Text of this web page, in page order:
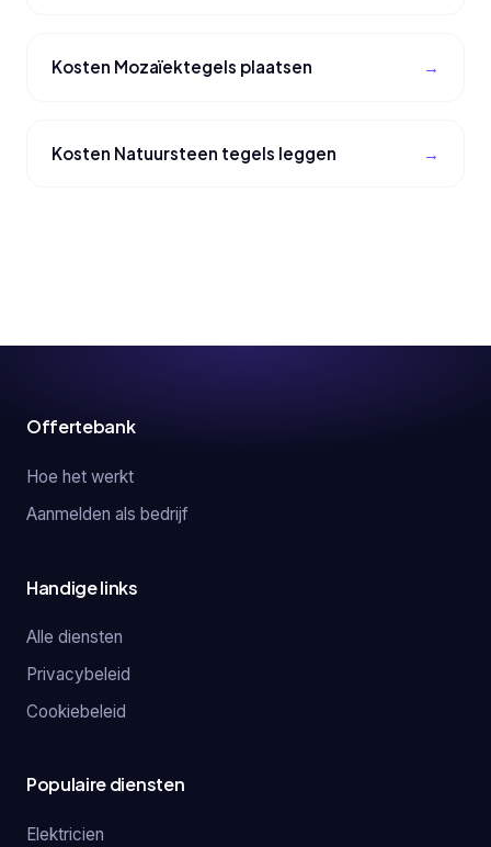
Kosten Mozaïektegels plaatsen
Kosten Natuursteen tegels leggen
Offertebank
Hoe het werkt
Aanmelden als bedrijf
Handige links
Alle diensten
Privacybeleid
Cookiebeleid
Populaire diensten
Elektricien